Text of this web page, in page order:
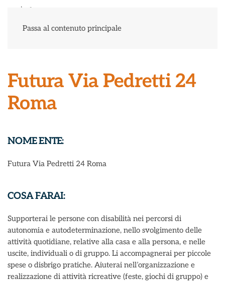
Passa al contenuto principale
Futura Via Pedretti 24
Roma
NOME ENTE:
Futura Via Pedretti 24 Roma
COSA FARAI:
Supporterai le persone con disabilità nei percorsi di
autonomia e autodeterminazione, nello svolgimento delle
attività quotidiane, relative alla casa e alla persona, e nelle
uscite, individuali o di gruppo. Li accompagnerai per piccole
spese o disbrigo pratiche. Aiuterai nell’organizzazione e
realizzazione di attività ricreative (feste, giochi di gruppo) e